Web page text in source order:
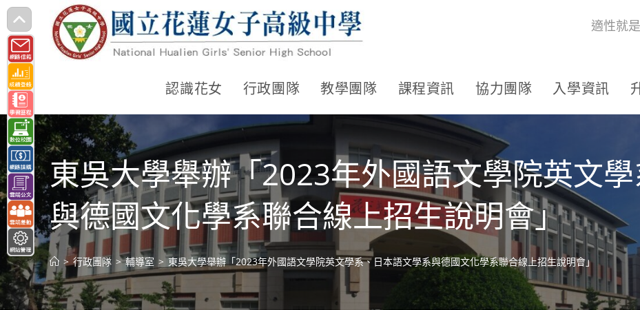
跳
轉
至
主
要
內
容
適性就
認識花女 行政團隊 教學團隊 課程資訊 協力團隊 入學資訊
東吳大學舉辦「2023年外國語文學院英文
與德國文化學系聯合線上招生說明會」
> 行政團隊 > 輔導室 > 東吳大學舉辦「2023年外國語文學院英文學系、日本語文學系與德國文化學系聯合線上招生說明會」